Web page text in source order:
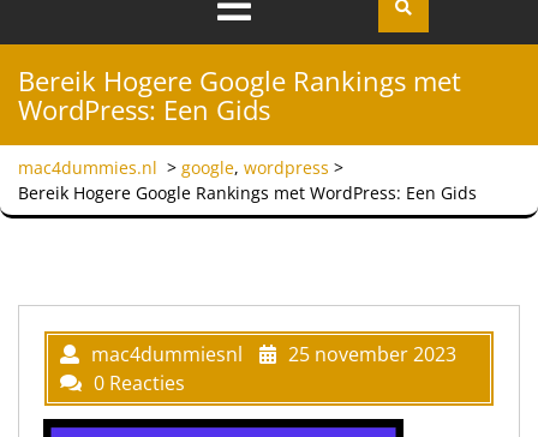
Openen
Bereik Hogere Google Rankings met
WordPress: Een Gids
mac4dummies.nl > google, wordpress >
Bereik Hogere Google Rankings met WordPress: Een Gids
mac4dummiesnl
25 november 2023
0 Reacties